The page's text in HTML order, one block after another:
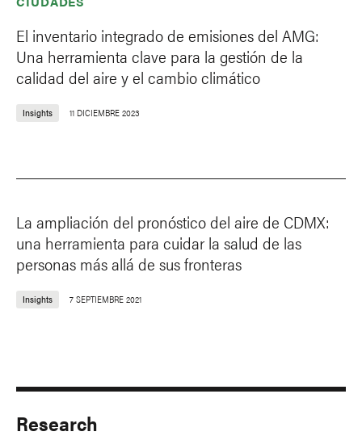
El inventario integrado de emisiones del AMG:
Una herramienta clave para la gestión de la
calidad del aire y el cambio climático
Insights 11 DICIEMBRE 2023
La ampliación del pronóstico del aire de CDMX:
una herramienta para cuidar la salud de las
personas más allá de sus fronteras
Insights 7 SEPTIEMBRE 2021
Research